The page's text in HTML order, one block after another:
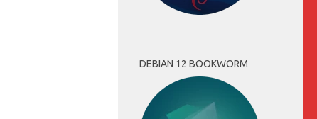
DEBIAN 12 BOOKWORM